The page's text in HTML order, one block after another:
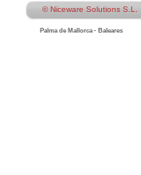
© Niceware Solutions S.L.
Palma de Mallorca - Baleares